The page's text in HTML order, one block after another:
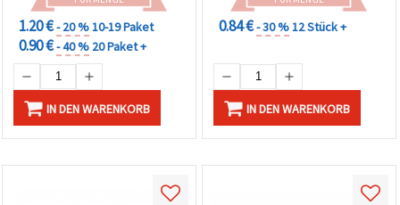
1.20 €- 20 %10-19 Paket
0.90 €- 40 % 20 Paket +
IN DEN WARENKORB
0.84 €- 30 %12 Stück +
IN DEN WARENKORB